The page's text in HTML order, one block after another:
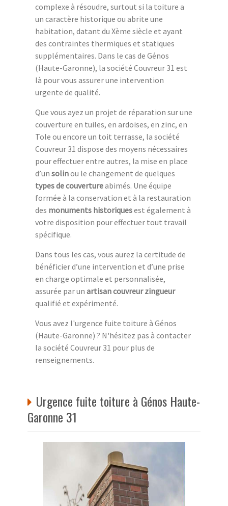
complexe à résoudre, surtout si la toiture a
un caractère historique ou abrite une
habitation, datant du Xème siècle et ayant
des contraintes thermiques et statiques
supplémentaires. Dans le cas de Génos
(Haute-Garonne), la société Couvreur 31 est
là pour vous assurer une intervention
urgente de qualité.
Que vous ayez un projet de réparation sur une
couverture en tuiles, en ardoises, en zinc, en
Tole ou encore un toit terrasse, la société
Couvreur 31 dispose des moyens nécessaires
pour effectuer entre autres, la mise en place
d’un solinou le changement de quelques
types de couvertureabimés. Une équipe
formée à la conservation et à la restauration
des monuments historiquesest également à
votre disposition pour effectuer tout travail
spécifique.
Dans tous les cas, vous aurez la certitude de
bénéficier d’une intervention et d’une prise
en charge optimale et personnalisée,
assurée par un artisan couvreur zingueur
qualifié et expérimenté.
Vous avez l'urgence fuite toiture à Génos
(Haute-Garonne) ? N'hésitez pas à contacter
la société Couvreur 31 pour plus de
renseignements.
Urgence fuite toiture à Génos Haute-
Garonne 31